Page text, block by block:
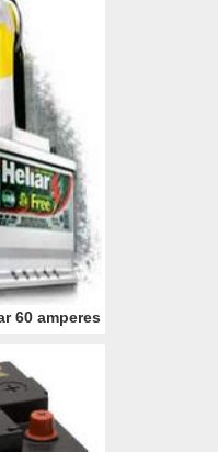
60 amperes